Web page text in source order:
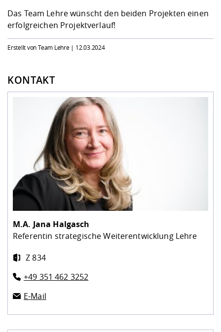
Das Team Lehre wünscht den beiden Projekten einen
erfolgreichen Projektverlauf!
Erstellt von Team Lehre | 12.03.2024
KONTAKT
M.A. Jana Halgasch
Referentin strategische Weiterentwicklung Lehre
Z 834
+49 351 462 3252
E-Mail